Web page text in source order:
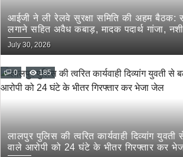
आईजी ने ली रेलवे सुरक्षा समिति की अहम बैठक:
लगाने सहित अवैध कबाड़, मादक पदार्थ गांजा,
इत्यादि की रेलवे के माध्यम से तस्करी रोकने के लिए
के दिये गये निर्देश
July 30, 2026
0 185
लालपुर पुलिस की त्वरित कार्यवाही दिव्यांग
वाले आरोपी को 24 घंटे के भीतर गिरफ्तार कर